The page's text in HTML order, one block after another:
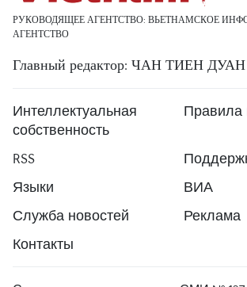
РУКОВОДЯЩЕЕ АГЕНТСТВО: ВЬЕТНАМСКОЕ
АГЕНТСТВО
Главный редактор: ЧАН ТИЕН ДУАН
Интеллектуальная
собственность
Правила
RSS
Языки
ВИА
Служба новостей
Реклама
Контакты